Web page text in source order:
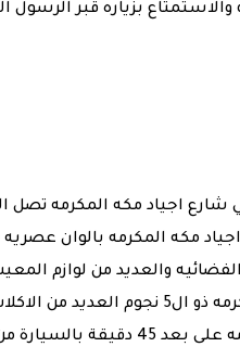
بزياره قبر
مكه المكرمه بالوان عصريه
والعديد من لوازم
الواسعه يقدم مطعم فندق اجياد مكه
عبد العزيز الدّولي